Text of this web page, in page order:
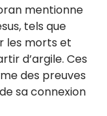
mentionne
tels que
les morts et
d’argile. Ces
des preuves
sa connexion